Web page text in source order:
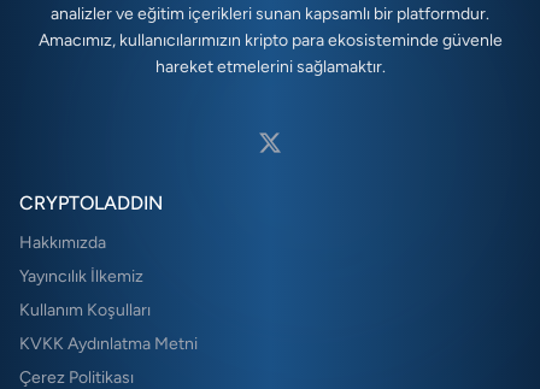
analizler ve eğitim içerikleri sunan kapsamlı bir platformdur.
Amacımız, kullanıcılarımızın kripto para ekosisteminde güvenle
hareket etmelerini sağlamaktır.
CRYPTOLADDIN
Hakkımızda
Yayıncılık İlkemiz
Kullanım Koşulları
KVKK Aydınlatma Metni
Çerez Politikası